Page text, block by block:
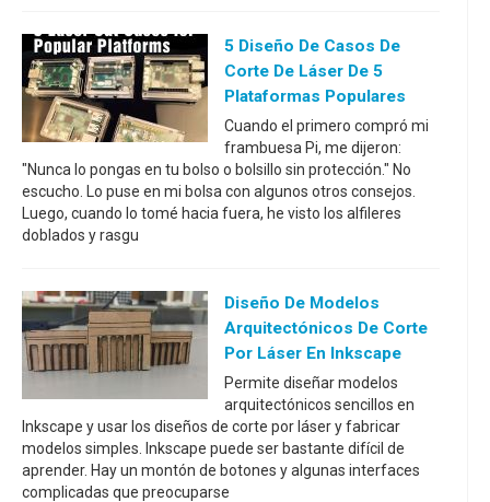
5 Diseño De Casos De
Corte De Láser De 5
Plataformas Populares
Cuando el primero compró mi
frambuesa Pi, me dijeron:
"Nunca lo pongas en tu bolso o bolsillo sin protección." No
escucho. Lo puse en mi bolsa con algunos otros consejos.
Luego, cuando lo tomé hacia fuera, he visto los alfileres
doblados y rasgu
Diseño De Modelos
Arquitectónicos De Corte
Por Láser En Inkscape
Permite diseñar modelos
arquitectónicos sencillos en
Inkscape y usar los diseños de corte por láser y fabricar
modelos simples. Inkscape puede ser bastante difícil de
aprender. Hay un montón de botones y algunas interfaces
complicadas que preocuparse